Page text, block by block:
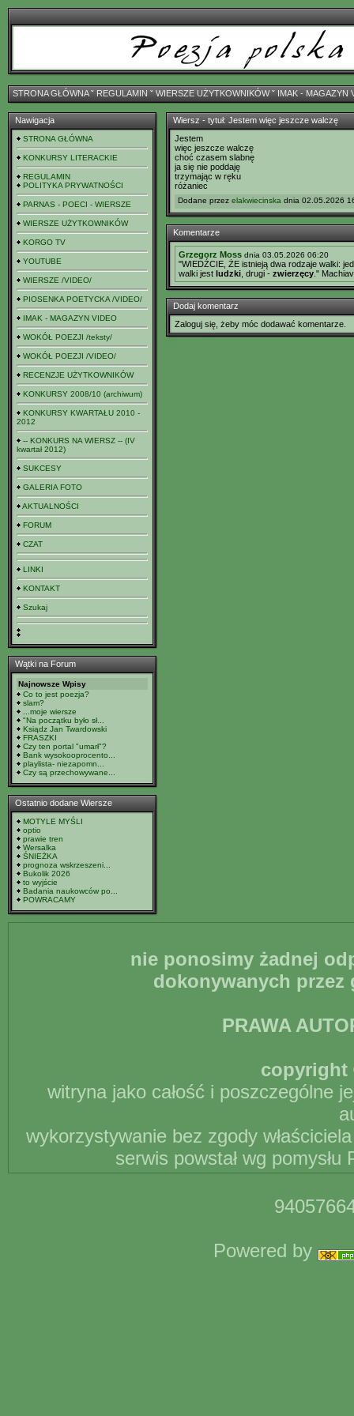
STRONA GŁÓWNAˇ REGULAMIN ˇ WIERSZE UŻYTKOWNIKÓWˇ IMAK - MAGAZYN
Nawigacja
STRONA GŁÓWNA
KONKURSY LITERACKIE
REGULAMIN
POLITYKA PRYWATNOŚCI
PARNAS - POECI - WIERSZE
WIERSZE UŻYTKOWNIKÓW
KORGO TV
YOUTUBE
WIERSZE /VIDEO/
PIOSENKA POETYCKA /VIDEO/
IMAK - MAGAZYN VIDEO
WOKÓŁ POEZJI /teksty/
WOKÓŁ POEZJI /VIDEO/
RECENZJE UŻYTKOWNIKÓW
KONKURSY 2008/10 (archiwum)
KONKURSY KWARTAŁU 2010 -
2012
-- KONKURS NA WIERSZ -- (IV
kwartał 2012)
SUKCESY
GALERIA FOTO
AKTUALNOŚCI
FORUM
CZAT
LINKI
KONTAKT
Szukaj
Wątki na Forum
Najnowsze Wpisy
Co to jest poezja?
slam?
...moje wiersze
"Na początku było sł...
Ksiądz Jan Twardowski
FRASZKI
Czy ten portal "umarł"?
Bank wysokooprocento...
playlista- niezapomn...
Czy są przechowywane...
Ostatnio dodane Wiersze
MOTYLE MYŚLI
optio
prawie tren
Wersalka
ŚNIEŻKA
prognoza wskrzeszeni...
Bukolik 2026
to wyjście
Badania naukowców po...
POWRACAMY
Wiersz - tytuł: Jestem więc jeszcze walczę
Jestem
więc jeszcze walczę
choć czasem slabnę
ja się nie poddaję
trzymając w ręku
różaniec
Dodane przez elakwiecinska dnia 02.05.2026
Komentarze
Grzegorz Moss dnia 03.05.2026 06:20
"WIEDŹCIE, ŻE istnieją dwa rodzaje walki:
walki jest ludzki , drugi - zwierzęcy ."
Dodaj komentarz
Zaloguj się, żeby móc dodawać komentarze.
nie ponosimy żadnej
dokonywanych
PRAWA
copyright
witryna jako całość i poszczególne
wykorzystywanie bez zgody
serwis powstał wg
Powered by